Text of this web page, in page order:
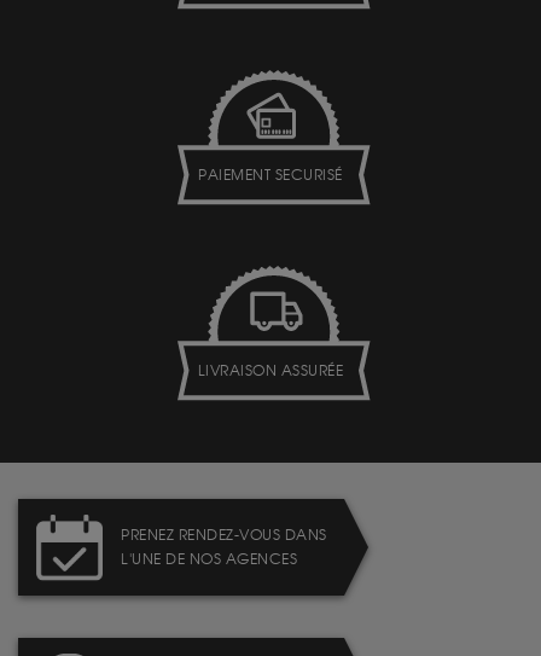
PAIEMENT SECURISÉ
LIVRAISON ASSURÉE
PRENEZ RENDEZ-VOUS DANS
L'UNE DE NOS AGENCES